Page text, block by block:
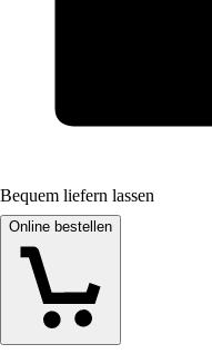
Bequem liefern lassen
Online bestellen